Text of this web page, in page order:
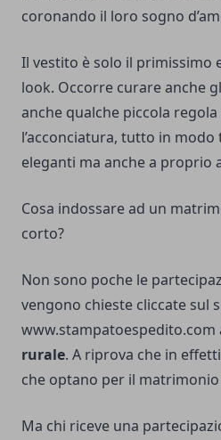
coronando il loro sogno
Il vestito è solo il primissimo
look. Occorre curare anche
anche qualche piccola
l’acconciatura, tutto in modo
eleganti ma anche a proprio
Cosa indossare ad un
corto?
Non sono poche le
vengono chieste cliccate sul
www.stampatoespedito.com
rurale. A riprova che in
che optano per il
Ma chi riceve una